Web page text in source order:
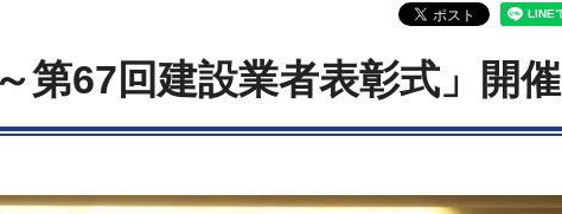
第67回建設業者表彰式」開催